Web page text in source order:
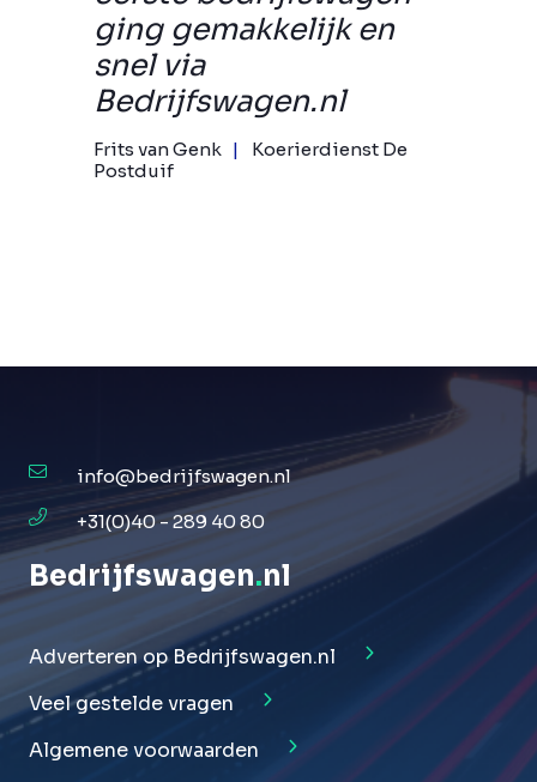
ging gemakkelijk en
snel via
Bedrijfswagen.nl
Frits van Genk
Koerierdienst De
Postduif
info@bedrijfswagen.nl
+31(0)40 - 289 40 80
Bedrijfswagen.nl
Adverteren op Bedrijfswagen.nl
Veel gestelde vragen
Algemene voorwaarden